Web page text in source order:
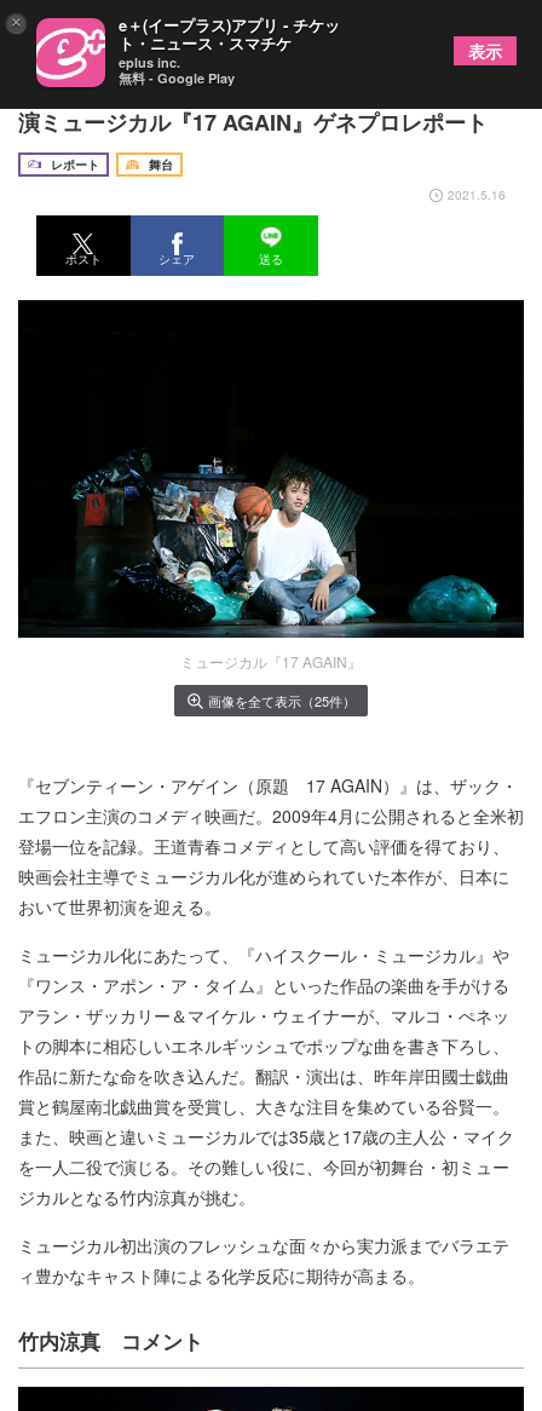
竹内涼真が17歳と35歳を一人二役で演じる 世界初
演ミュージカル『17 AGAIN』ゲネプロレポート
レポート
舞台
2021.5.16
ポスト シェア 送る
ミュージカル『17 AGAIN』
画像を全て表示（25件）
『セブンティーン・アゲイン（原題 17 AGAIN）』は、ザック・
エフロン主演のコメディ映画だ。2009年4月に公開されると全米初
登場一位を記録。王道青春コメディとして高い評価を得ており、
映画会社主導でミュージカル化が進められていた本作が、日本に
おいて世界初演を迎える。
ミュージカル化にあたって、『ハイスクール・ミュージカル』や
『ワンス・アポン・ア・タイム』といった作品の楽曲を手がける
アラン・ザッカリー＆マイケル・ウェイナーが、マルコ・ぺネッ
トの脚本に相応しいエネルギッシュでポップな曲を書き下ろし、
作品に新たな命を吹き込んだ。翻訳・演出は、昨年岸田國士戯曲
賞と鶴屋南北戯曲賞を受賞し、大きな注目を集めている谷賢一。
また、映画と違いミュージカルでは35歳と17歳の主人公・マイク
を一人二役で演じる。その難しい役に、今回が初舞台・初ミュー
ジカルとなる竹内涼真が挑む。
ミュージカル初出演のフレッシュな面々から実力派までバラエテ
ィ豊かなキャスト陣による化学反応に期待が高まる。
竹内涼真 コメント
× e＋(イープラス)アプリ - チケッ
ト・ニュース・スマチケ
eplus inc.
無料 - Google Play
表示